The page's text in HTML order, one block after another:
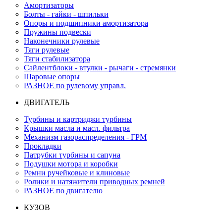
Амортизаторы
Болты - гайки - шпильки
Опоры и подшипники амортизатора
Пружины подвески
Наконечники рулевые
Тяги рулевые
Тяги стабилизатора
Сайлентблоки - втулки - рычаги - стремянки
Шаровые опоры
РАЗНОЕ по рулевому управл.
ДВИГАТЕЛЬ
Турбины и картриджи турбины
Крышки масла и масл. фильтра
Механизм газораспределения - ГРМ
Прокладки
Патрубки турбины и сапуна
Подушки мотора и коробки
Ремни ручейковые и клиновые
Ролики и натяжители приводных ремней
РАЗНОЕ по двигателю
КУЗОВ